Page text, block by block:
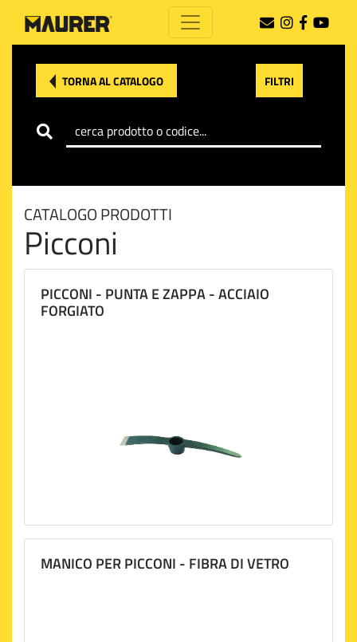
TORNA AL CATALOGO FILTRI
CATALOGO PRODOTTI
Picconi
PICCONI - PUNTA E ZAPPA - ACCIAIO
FORGIATO
MANICO PER PICCONI - FIBRA DI VETRO